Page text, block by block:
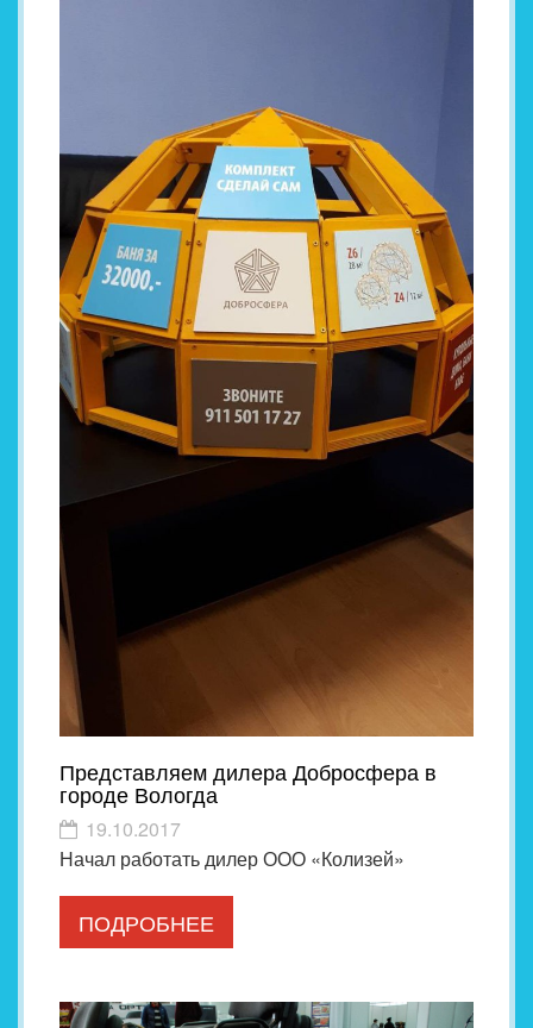
Представляем дилера Добросфера в
городе Вологда
19.10.2017
Начал работать дилер ООО «Колизей»
ПОДРОБНЕЕ